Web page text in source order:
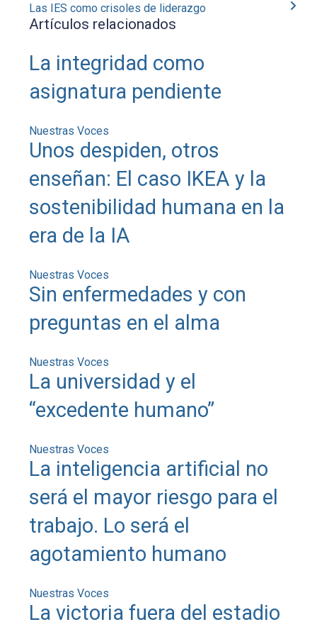
Las IES como crisoles de liderazgo
Artículos relacionados
La integridad como
asignatura pendiente
Nuestras Voces
Unos despiden, otros
enseñan: El caso IKEA y la
sostenibilidad humana en la
era de la IA
Nuestras Voces
Sin enfermedades y con
preguntas en el alma
Nuestras Voces
La universidad y el
“excedente humano”
Nuestras Voces
La inteligencia artificial no
será el mayor riesgo para el
trabajo. Lo será el
agotamiento humano
Nuestras Voces
La victoria fuera del estadio